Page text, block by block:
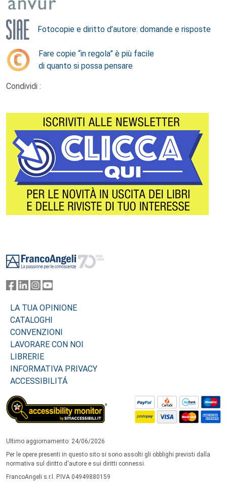
Fotocopie e diritto d’autore: domande e risposte
Fare copie “in regola” è più facile
di quanto si possa pensare
Condividi :
LA TUA OPINIONE
CATALOGHI
CONVENZIONI
LAVORARE CON NOI
LIBRERIE
INFORMATIVA PRIVACY
ACCESSIBILITÁ
Ultimo aggiornamento: 24/06/2026
Per le opere presenti in questo sito si sono assolti gli obblighi previsti dalla
normativa sul diritto d'autore e sui diritti connessi.
FrancoAngeli s.r.l. P.IVA 04949880159